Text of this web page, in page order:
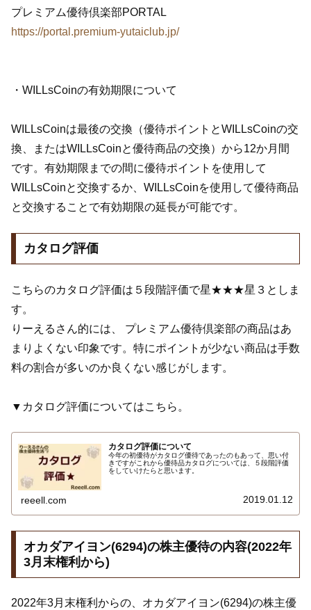
プレミアム優待倶楽部PORTAL
https://portal.premium-yutaiclub.jp/
・WILLsCoinの有効期限について
WILLsCoinは最後の交換（優待ポイントとWILLsCoinの交
換、またはWILLsCoinと優待商品の交換）から12か月間
です。有効期限までの間に優待ポイントを使用して
WILLsCoinと交換するか、WILLsCoinを使用して優待商品
と交換することで有効期限の延長が可能です。
カタログ評価
こちらのカタログ評価は５段階評価で星★★★星３としま
す。
りーえるさん的には、 プレミアム優待倶楽部の商品はあ
まりよくない印象です。特にポイントが少ない商品は手数
料の割合が多いのか良くない感じがします。
▼カタログ評価についてはこちら。
カタログ評価について
今年の初優待がカタログ優待であったのもあって、思い付
きですがこれから優待品カタログについては、５段階評価
をしていけたらと思います。
reeell.com 2019.01.12
オカダアイヨン(6294)の株主優待の内容(2022年
3月末権利から)
2022年3月末権利からの、オカダアイヨン(6294)の株主優